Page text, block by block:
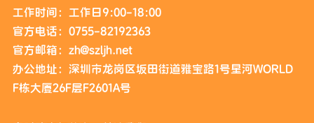
工作时间：工作日9:00-18:00
官方电话：0755-82192363
官方邮箱：zh@szljh.net
办公地址：深圳市龙岗区坂田街道雅宝路1号星河WORLD
F栋大厦26F层F2601A号